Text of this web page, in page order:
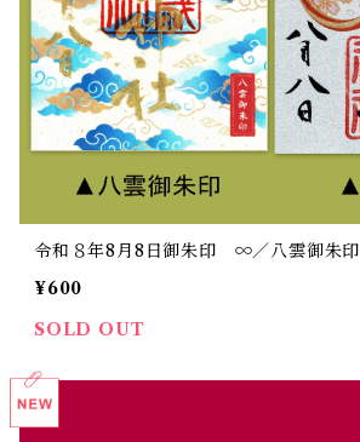
令和８年8月8日御朱印 ∞／八雲御朱印
¥600
SOLD OUT